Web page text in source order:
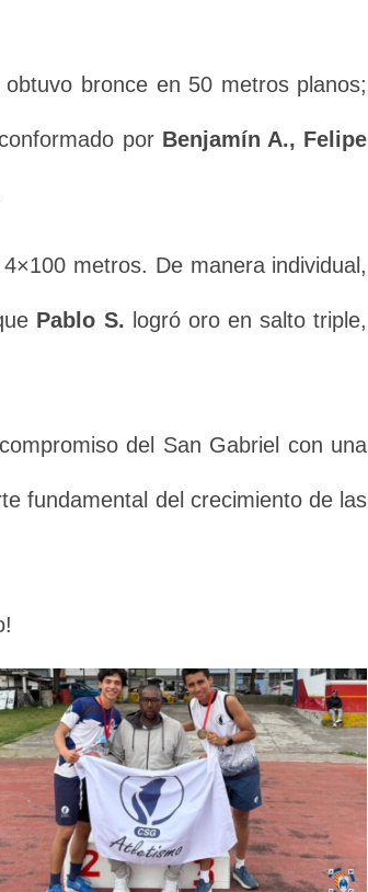
obtuvo bronce en 50 metros planos;
por Benjamín A., Felipe
metros. De manera individual,
Pablo S. logró oro en salto triple,
del San Gabriel con una
fundamental del crecimiento de las